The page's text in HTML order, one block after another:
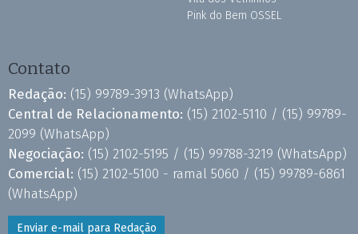
Pink do Bem OSSEL
Contato
Redação: (15) 99789-3913 (WhatsApp)
Central de Relacionamento: (15) 2102-5110 / (15) 99789-
2099 (WhatsApp)
Negociação: (15) 2102-5195 / (15) 99788-3219 (WhatsApp)
Comercial: (15) 2102-5100 - ramal 5060 / (15) 99789-6861
(WhatsApp)
Enviar e-mail para Redação